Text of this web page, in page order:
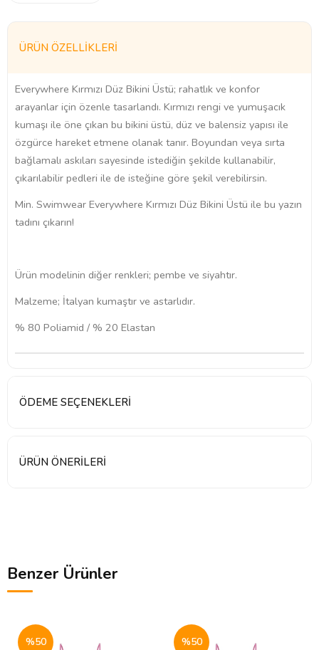
ÜRÜN ÖZELLIKLERI
Everywhere Kırmızı Düz Bikini Üstü; rahatlık ve konfor
arayanlar için özenle tasarlandı. Kırmızı rengi ve yumuşacık
kumaşı ile öne çıkan bu bikini üstü, düz ve balensiz yapısı ile
özgürce hareket etmene olanak tanır. Boyundan veya sırta
bağlamalı askıları sayesinde istediğin şekilde kullanabilir,
çıkarılabilir pedleri ile de isteğine göre şekil verebilirsin.
Min. Swimwear Everywhere Kırmızı Düz Bikini Üstü ile bu yazın
tadını çıkarın!
Ürün modelinin diğer renkleri; pembe ve siyahtır.
Malzeme; İtalyan kumaştır ve astarlıdır.
% 80 Poliamid / % 20 Elastan
ÖDEME SEÇENEKLERI
ÜRÜN ÖNERILERI
Benzer Ürünler
%50 %50